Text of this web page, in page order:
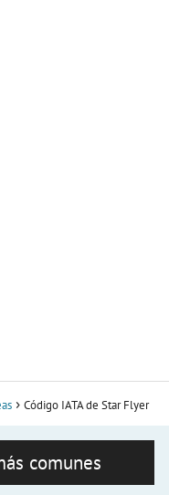
Código IATA de Star Flyer
comunes